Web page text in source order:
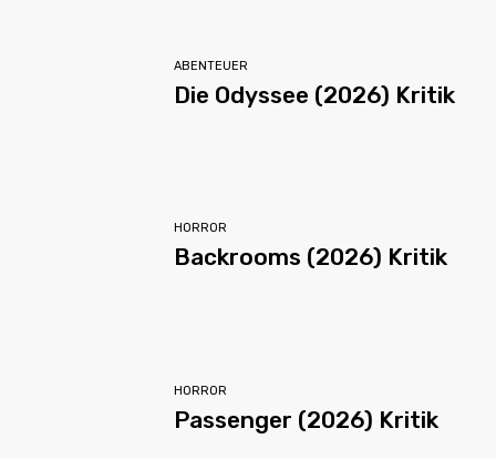
ABENTEUER
Die Odyssee (2026) Kritik
HORROR
Backrooms (2026) Kritik
HORROR
Passenger (2026) Kritik